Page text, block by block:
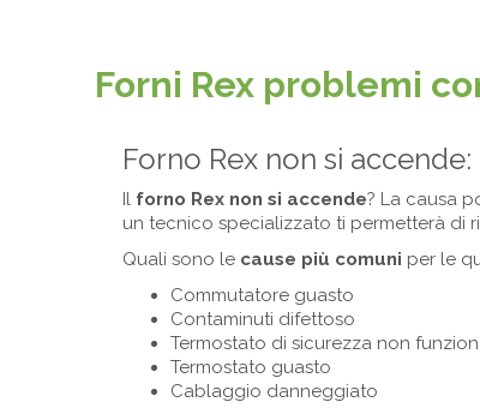
Forni Rex problemi
Forno Rex non si
Il forno Rex non si accende? La causa
un tecnico specializzato ti permetterà di
Quali sono le cause più comuni per le
Commutatore guasto
Contaminuti difettoso
Termostato di sicurezza non
Termostato guasto
Cablaggio danneggiato